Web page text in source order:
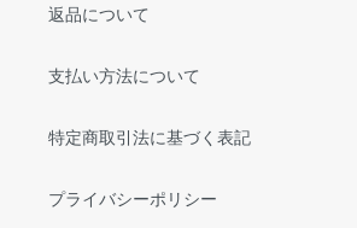
返品について
支払い方法について
特定商取引法に基づく表記
プライバシーポリシー